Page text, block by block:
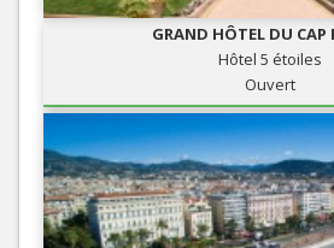
GRAND HÔTEL DU CAP
Hôtel 5 étoiles
Ouvert